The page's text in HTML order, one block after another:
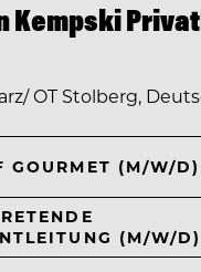
Kempski
OT Stolberg,
GOURMET (M/W/D)
(M/W/D)